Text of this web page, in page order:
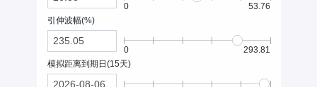
0
53.76
引伸波幅(%)
0
293.81
模拟距离到期日(15天)